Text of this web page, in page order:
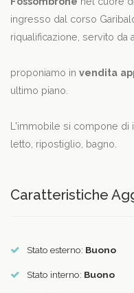
ingresso dal corso
riqualificazione, servito da
proponiamo in vendita
ultimo piano.
L'immobile si compone di
letto, ripostiglio, bagno.
Caratteristiche
Stato esterno: Buono
Stato interno: Buono